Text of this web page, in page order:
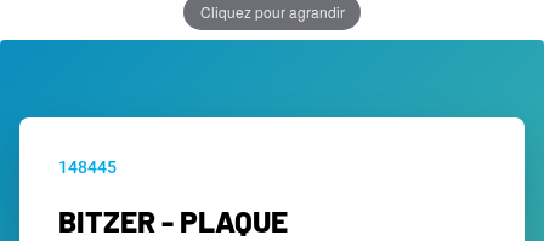
Cliquez pour agrandir
148445
BITZER - PLAQUE